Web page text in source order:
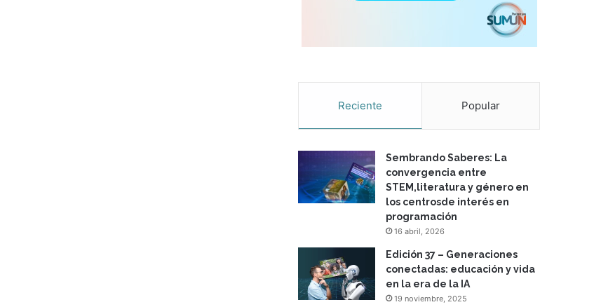
Reciente Popular
Sembrando Saberes: La
convergencia entre
STEM,literatura y género en
los centrosde interés en
programación
16 abril, 2026
Edición 37 – Generaciones
conectadas: educación y vida
en la era de la IA
19 noviembre, 2025